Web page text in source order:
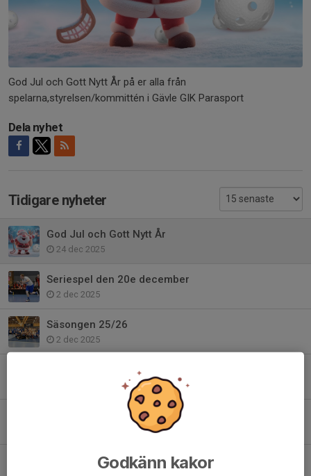
God Jul och Gott Nytt År på er alla från
spelarna,styrelsen/kommittén i Gävle GIK Parasport
Dela nyhet
Tidigare nyheter
God Jul och Gott Nytt År
24 dec 2025
Seriespel den 20e december
2 dec 2025
Säsongen 25/26
2 dec 2025
Vinst i Storvretacupen 2024
Dubbla seriesegrare
Seriespel I GävleGodkänn kakor